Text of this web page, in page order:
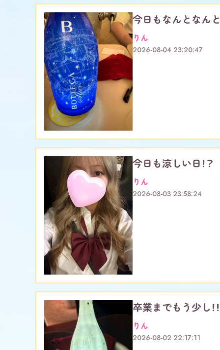
今日もなんとなんと
りん
2026-08-04 23:20:47
今日も涼しい日！？
りん
2026-08-03 23:58:24
卒業までもう少し！！
りん
2026-08-02 22:17:11